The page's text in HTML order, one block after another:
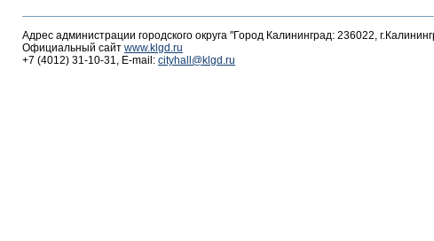
Адрес администрации городского округа "Город Калининград: 236022,
Официальный сайт www.klgd.ru
+7 (4012) 31-10-31, E-mail: cityhall@klgd.ru